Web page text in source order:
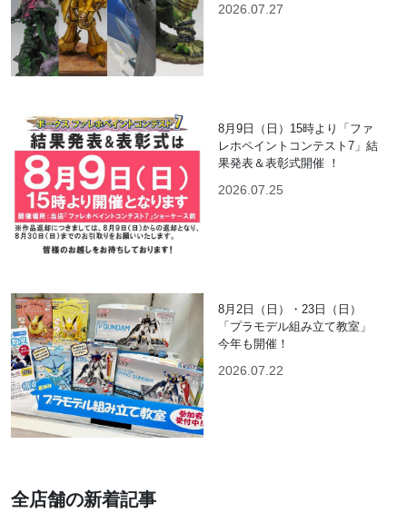
2026.07.27
8月9日（日）15時より「ファ
レホペイントコンテスト7」結
果発表＆表彰式開催 ！
2026.07.25
8月2日（日）・23日（日）
「プラモデル組み立て教室」
今年も開催！
2026.07.22
全店舗の新着記事